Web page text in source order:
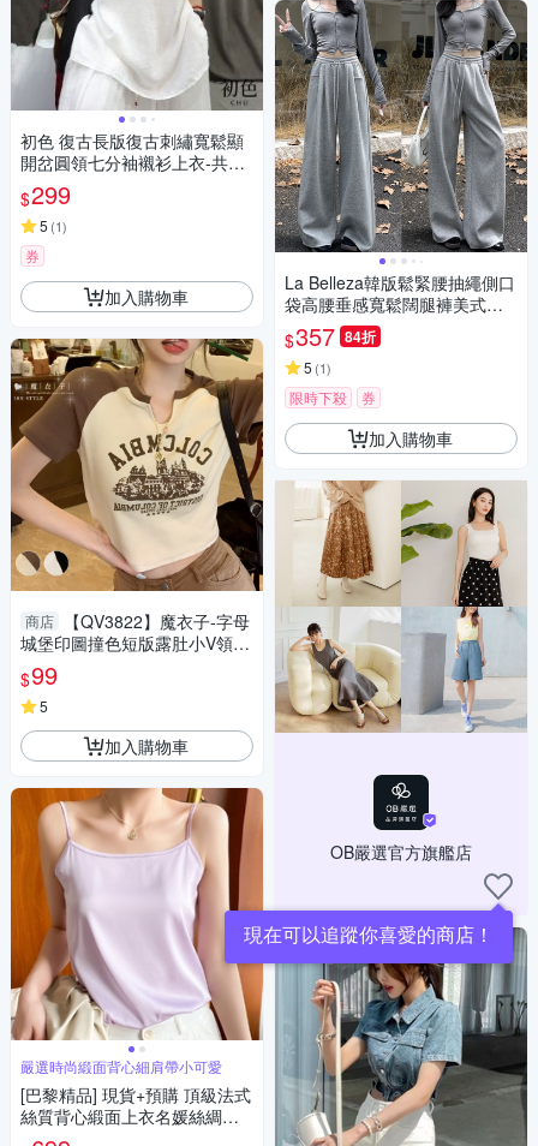
初色 復古長版復古刺繡寬鬆顯
開岔圓領七分袖襯衫上衣-共3
色-35706(M-2XL可選)
$299
5 (1)
券
加入購物車
商店
【QV3822】魔衣子-字母
城堡印圖撞色短版露肚小V領短
袖T恤
$99
5
加入購物車
嚴選時尚緞面背心細肩帶小可愛
[巴黎精品] 現貨+預購 頂級法式
絲質背心緞面上衣名媛絲綢襯
衫冰絲涼感天絲tT恤簡約內搭
La Belleza韓版鬆緊腰抽繩側口
袋高腰垂感寬鬆闊腿褲美式棉
棉褲休閒運動褲
$357 84折
5 (1)
限時下殺 券
加入購物車
OB嚴選官方旗艦店